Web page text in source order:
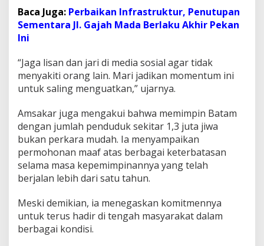
n
g
b
a
n
u
a
n
Baca Juga: Perbaikan Infrastruktur, Penutupan
Sementara Jl. Gajah Mada Berlaku Akhir Pekan
Ini
“Jaga lisan dan jari di media sosial agar tidak
menyakiti orang lain. Mari jadikan momentum ini
untuk saling menguatkan,” ujarnya.
Amsakar juga mengakui bahwa memimpin Batam
dengan jumlah penduduk sekitar 1,3 juta jiwa
bukan perkara mudah. Ia menyampaikan
permohonan maaf atas berbagai keterbatasan
selama masa kepemimpinannya yang telah
berjalan lebih dari satu tahun.
Meski demikian, ia menegaskan komitmennya
untuk terus hadir di tengah masyarakat dalam
berbagai kondisi.